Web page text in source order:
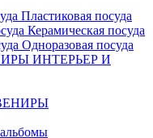
Пластиковая посуда
Керамическая посуда
Одноразовая посуда
ИНТЕРЬЕР И